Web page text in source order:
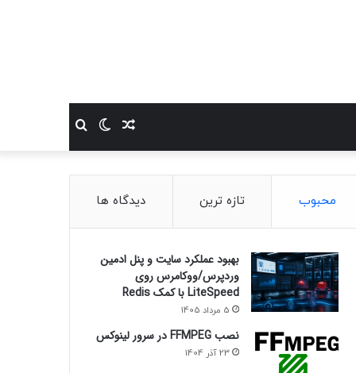
جستجو
برای
تغییر
پوسته
نوشته
تصادفی
محبوب تازه ترین دیدگاه ها
بهبود عملکرد سایت و پنل ادمین
وردپرس/ووکامرس روی
LiteSpeed با کمک Redis
5 مرداد 1405
نصب FFMPEG در سرور لینوکس
23 آذر 1404